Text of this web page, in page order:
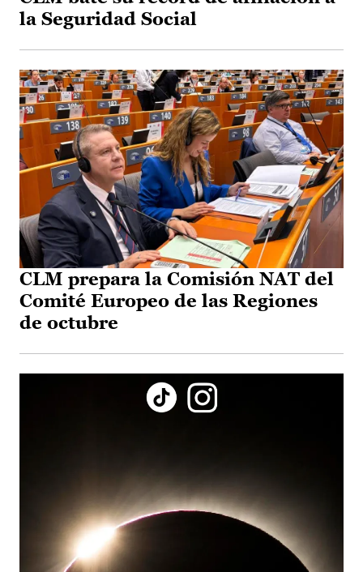
la Seguridad Social
CLM prepara la Comisión NAT del
Comité Europeo de las Regiones
de octubre